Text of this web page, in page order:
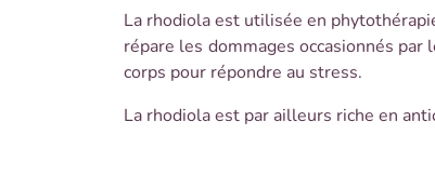
La rhodiola est utilisée en
répare les dommages occasionnés
corps pour répondre au stress.
La rhodiola est par ailleurs riche en